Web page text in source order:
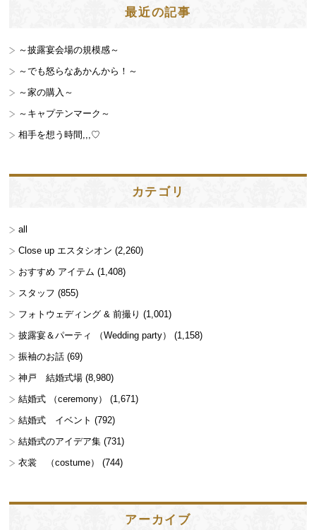
最近の記事
～披露宴会場の規模感～
～でも怒らなあかんから！～
～家の購入～
～キャプテンマーク～
相手を想う時間,,,♡
カテゴリ
all
Close up エスタシオン (2,260)
おすすめ アイテム (1,408)
スタッフ (855)
フォトウェディング & 前撮り (1,001)
披露宴＆パーティ （Wedding party）
(1,158)
振袖のお話 (69)
神戸 結婚式場 (8,980)
結婚式 （ceremony）
(1,671)
結婚式 イベント (792)
結婚式のアイデア集 (731)
衣裳 （costume）
(744)
アーカイブ